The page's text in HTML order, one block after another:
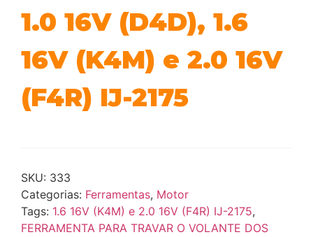
1.0 16V (D4D), 1.6
16V (K4M) e 2.0 16V
(F4R) IJ-2175
SKU: 333
Categorias: Ferramentas, Motor
Tags: 1.6 16V (K4M) e 2.0 16V (F4R) IJ-2175,
FERRAMENTA PARA TRAVAR O VOLANTE DOS